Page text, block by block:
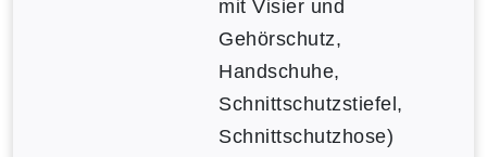
mit Visier und
Gehörschutz,
Handschuhe,
Schnittschutzstiefel,
Schnittschutzhose)